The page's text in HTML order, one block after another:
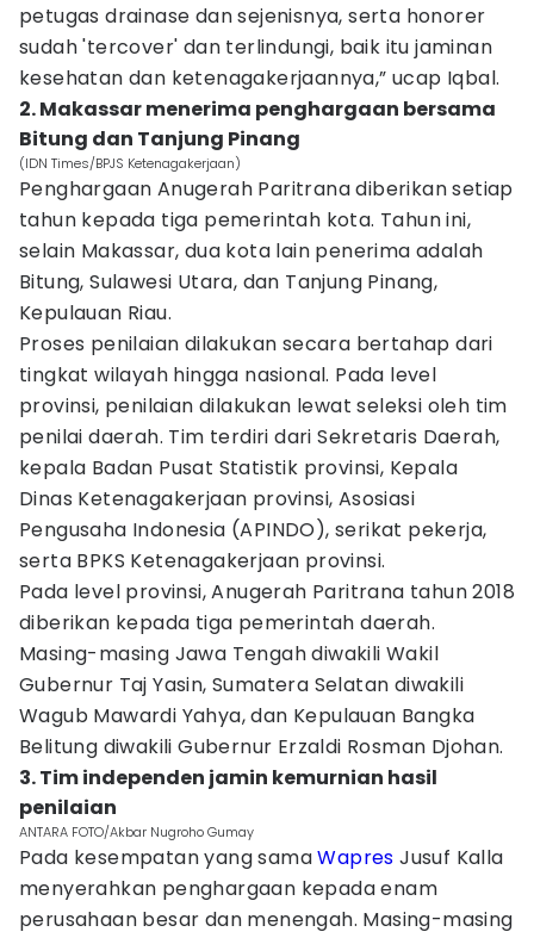
petugas drainase dan sejenisnya, serta honorer
sudah 'tercover' dan terlindungi, baik itu jaminan
kesehatan dan ketenagakerjaannya,” ucap Iqbal.
2. Makassar menerima penghargaan bersama
Bitung dan Tanjung Pinang
(IDN Times/BPJS Ketenagakerjaan)
Penghargaan Anugerah Paritrana diberikan setiap
tahun kepada tiga pemerintah kota. Tahun ini,
selain Makassar, dua kota lain penerima adalah
Bitung, Sulawesi Utara, dan Tanjung Pinang,
Kepulauan Riau.
Proses penilaian dilakukan secara bertahap dari
tingkat wilayah hingga nasional. Pada level
provinsi, penilaian dilakukan lewat seleksi oleh tim
penilai daerah. Tim terdiri dari Sekretaris Daerah,
kepala Badan Pusat Statistik provinsi, Kepala
Dinas Ketenagakerjaan provinsi, Asosiasi
Pengusaha Indonesia (APINDO), serikat pekerja,
serta BPKS Ketenagakerjaan provinsi.
Pada level provinsi, Anugerah Paritrana tahun 2018
diberikan kepada tiga pemerintah daerah.
Masing-masing Jawa Tengah diwakili Wakil
Gubernur Taj Yasin, Sumatera Selatan diwakili
Wagub Mawardi Yahya, dan Kepulauan Bangka
Belitung diwakili Gubernur Erzaldi Rosman Djohan.
3. Tim independen jamin kemurnian hasil
penilaian
ANTARA FOTO/Akbar Nugroho Gumay
Pada kesempatan yang samaWapres Jusuf Kalla
menyerahkan penghargaan kepada enam
perusahaan besar dan menengah. Masing-masing